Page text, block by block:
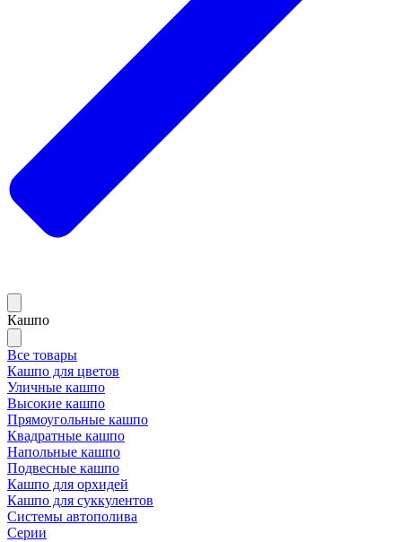
Кашпо
Все товары
Кашпо для цветов
Уличные кашпо
Высокие кашпо
Прямоугольные кашпо
Квадратные кашпо
Напольные кашпо
Подвесные кашпо
Кашпо для орхидей
Кашпо для суккулентов
Системы автополива
Серии